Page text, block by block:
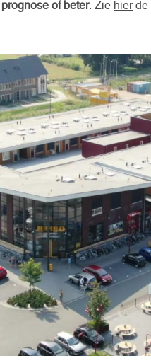
of beter. Zie hierde